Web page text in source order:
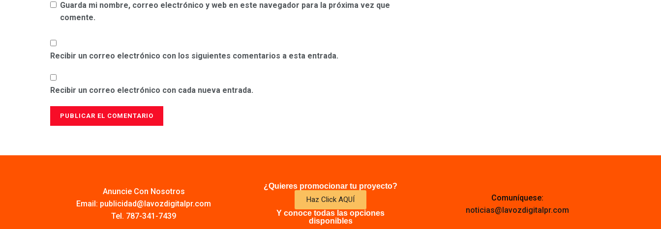
Guarda mi nombre, correo electrónico y web en este navegador para la próxima vez que
comente.
Recibir un correo electrónico con los siguientes comentarios a esta entrada.
Recibir un correo electrónico con cada nueva entrada.
Anuncie Con Nosotros
Email: publicidad@lavozdigitalpr.com
Tel. 787-341-7439
¿Quieres promocionar tu proyecto?
Haz Click AQUÍ
Y conoce todas las opciones
disponibles
Comuníquese:
noticias@lavozdigitalpr.com